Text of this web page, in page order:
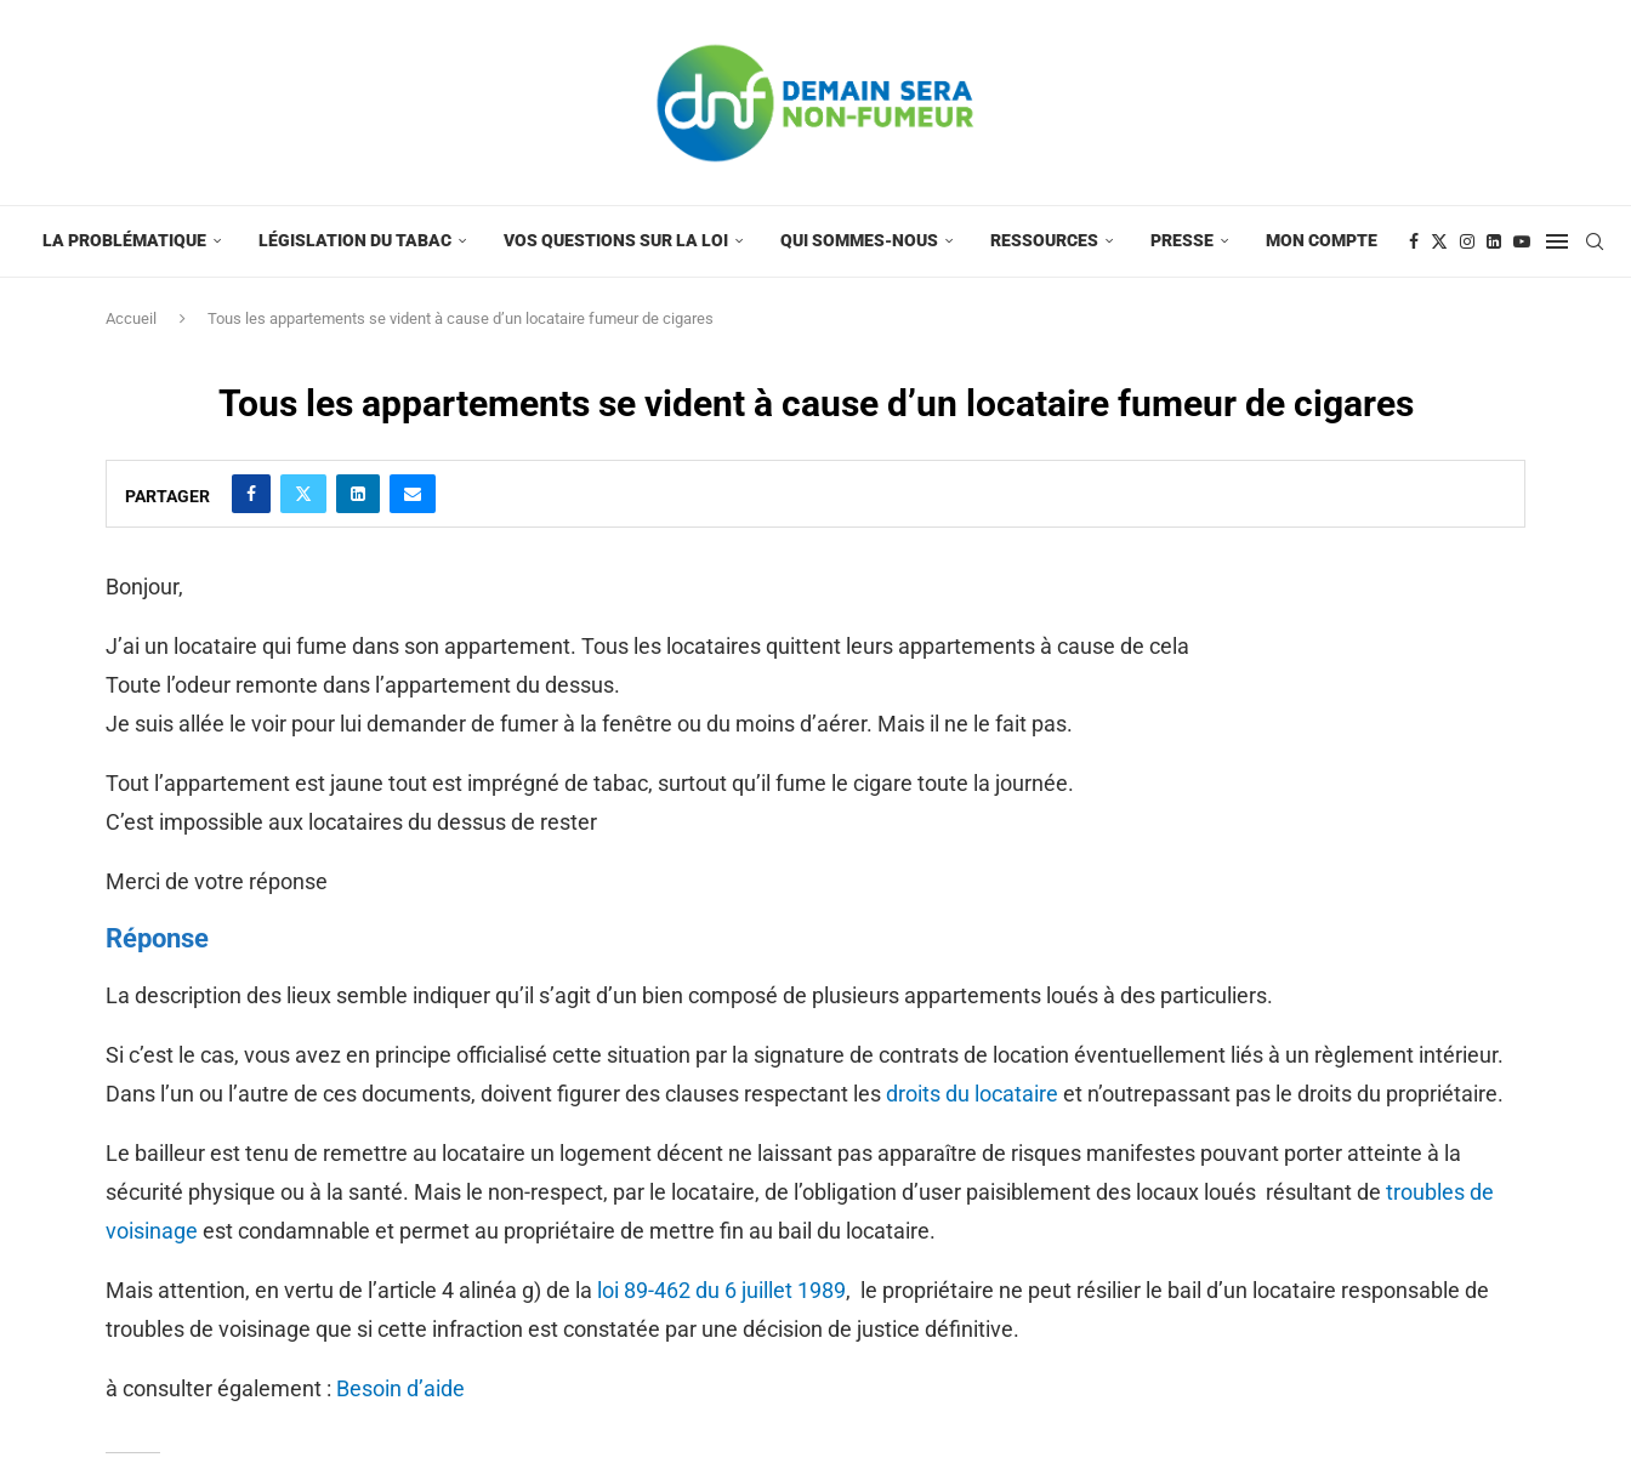
LA PROBLÉMATIQUE LÉGISLATION DU TABAC VOS QUESTIONS SUR LA LOI QUI SOMMES-NOUS RESSOURCES PRESSE MON COMPTE
Accueil Tous les appartements se vident à cause d’un locataire fumeur de cigares
Tous les appartements se vident à cause d’un locataire fumeur de cigares
PARTAGER
Bonjour,
J’ai un locataire qui fume dans son appartement. Tous les locataires quittent leurs appartements à cause de cela
Toute l’odeur remonte dans l’appartement du dessus.
Je suis allée le voir pour lui demander de fumer à la fenêtre ou du moins d’aérer. Mais il ne le fait pas.
Tout l’appartement est jaune tout est imprégné de tabac, surtout qu’il fume le cigare toute la journée.
C’est impossible aux locataires du dessus de rester
Merci de votre réponse
Réponse
La description des lieux semble indiquer qu’il s’agit d’un bien composé de plusieurs appartements loués à des particuliers.
Si c’est le cas, vous avez en principe officialisé cette situation par la signature de contrats de location éventuellement liés à un règlement intérieur.
Dans l’un ou l’autre de ces documents, doivent figurer des clauses respectant lesdroits du locataire et n’outrepassant pas le droits du propriétaire.
Le bailleur est tenu de remettre au locataire un logement décent ne laissant pas apparaître de risques manifestes pouvant porter atteinte à la
sécurité physique ou à la santé. Mais le non-respect, par le locataire, de l’obligation d’user paisiblement des locaux loués résultant de troubles de
voisinage est condamnable et permet au propriétaire de mettre fin au bail du locataire.
Mais attention, en vertu de l’article 4 alinéa g) de la loi 89-462 du 6 juillet 1989, le propriétaire ne peut résilier le bail d’un locataire responsable de
troubles de voisinage que si cette infraction est constatée par une décision de justice définitive.
à consulter également : Besoin d’aide